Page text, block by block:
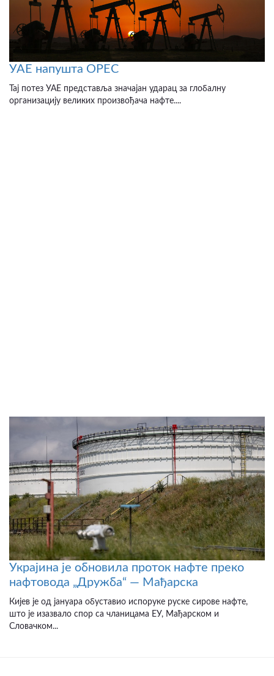
УАЕ напушта OPEC
Тај потез УАЕ представља значајан ударац за глобалну
организацију великих произвођача нафте....
Украјина је обновила проток нафте преко
нафтовода „Дружба“ — Мађарска
Кијев је од јануара обуставио испоруке руске сирове нафте,
што је изазвало спор са чланицама ЕУ, Мађарском и
Словачком...